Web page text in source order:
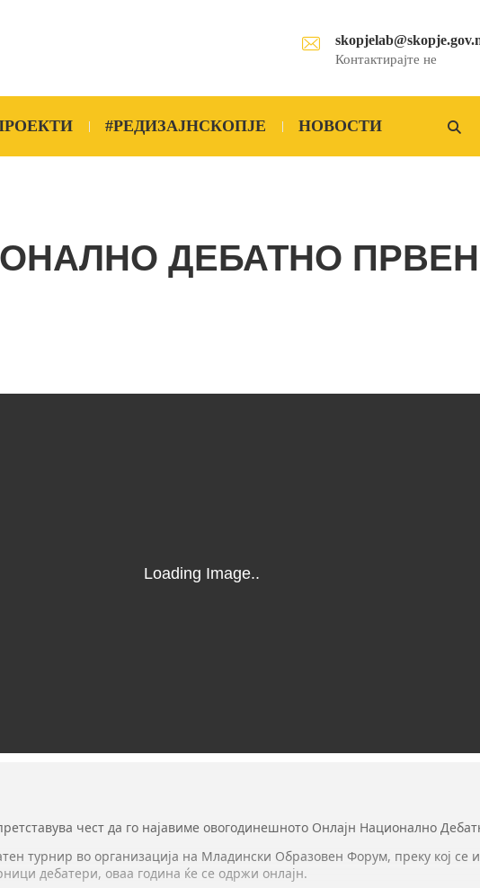
Контактирајте не
#РЕДИЗАЈНСКОПЈЕ НОВОСТИ
ДЕБАТНО
чест да го најавиме овогодинешното Онлајн Национално
турнир во организација на Младински Образовен Форум, преку кој се
дебатери, оваа година ќе се одржи онлајн.